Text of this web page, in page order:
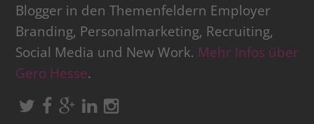
Blogger in den Themenfeldern Employer
Branding, Personalmarketing, Recruiting,
Social Media und New Work. Mehr Infos über
Gero Hesse.